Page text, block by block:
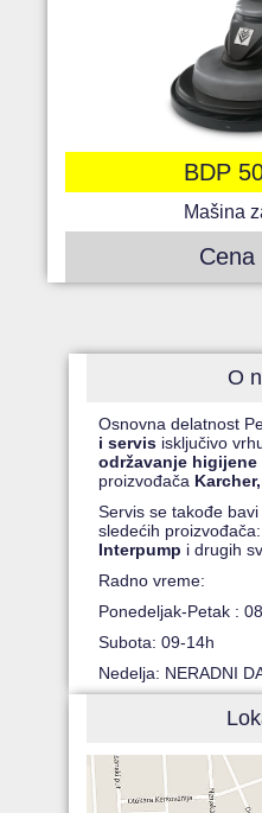
BDP
Mašina
Cena
O
Osnovna delatnost
i servis isključivo
održavanje higijene
proizvođača
Servis se takođe
sledećih proizvođača:
Interpump i drugih
Radno vreme:
Ponedeljak-Petak :
Subota: 09-14h
Nedelja: NERADNI